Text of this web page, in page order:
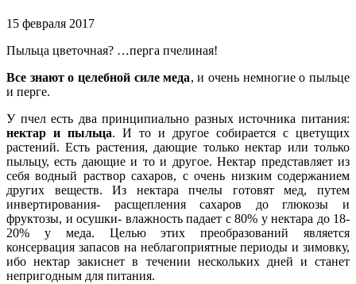
15 февраля 2017
Пыльца цветочная? …перга пчелиная!
Все знают о целебной силе меда, и очень немногие о пыльце
и перге.
У пчел есть два принципиально разных источника питания:
нектар и пыльца. И то и другое собирается с цветущих
растений. Есть растения, дающие только нектар или только
пыльцу, есть дающие и то и другое. Нектар представляет из
себя водный раствор сахаров, с очень низким содержанием
других веществ. Из нектара пчелы готовят мед, путем
инвертирования- расщепления сахаров до глюкозы и
фруктозы, и осушки- влажность падает с 80% у нектара до 18-
20% у меда. Целью этих преобразований является
консервация запасов на неблагоприятные периоды и зимовку,
ибо нектар закиснет в течении нескольких дней и станет
непригодным для питания.